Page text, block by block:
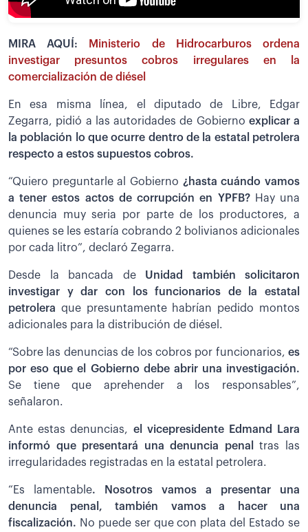
MIRA AQUÍ:
Ministerio de Hidrocarburos ordena
investigar presuntos cobros irregulares en la
comercialización de diésel
En esa misma línea, el diputado de Libre, Edgar
Zegarra, pidió a las autoridades de Gobierno explicar a
la población lo que ocurre dentro de la estatal petrolera
respecto a estos supuestos cobros.
“Quiero preguntarle al Gobierno ¿hasta cuándo vamos
a tener estos actos de corrupción en YPFB? Hay una
denuncia muy seria por parte de los productores, a
quienes se les estaría cobrando 2 bolivianos adicionales
por cada litro”, declaró Zegarra.
Desde la bancada de Unidad también solicitaron
investigar y dar con los funcionarios de la estatal
petrolera que presuntamente habrían pedido montos
adicionales para la distribución de diésel.
“Sobre las denuncias de los cobros por funcionarios, es
por eso que el Gobierno debe abrir una investigación.
Se tiene que aprehender a los responsables”,
señalaron.
Ante estas denuncias, el vicepresidente Edmand Lara
informó que presentará una denuncia penaltras las
irregularidades registradas en la estatal petrolera.
“Es lamentable. Nosotros vamos a presentar una
denuncia penal, también vamos a hacer una
fiscalización. No puede ser que con plata del Estado se